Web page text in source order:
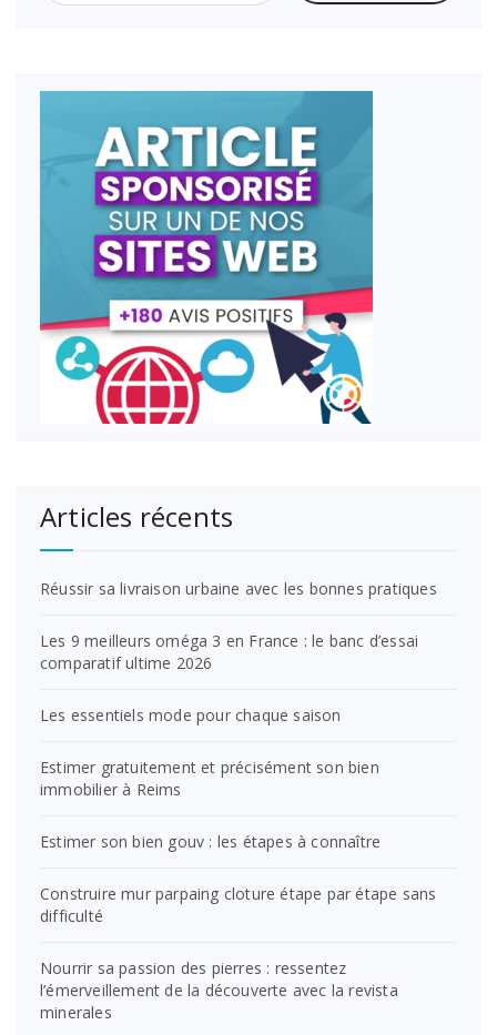
Articles récents
Réussir sa livraison urbaine avec les bonnes pratiques
Les 9 meilleurs oméga 3 en France : le banc d’essai
comparatif ultime 2026
Les essentiels mode pour chaque saison
Estimer gratuitement et précisément son bien
immobilier à Reims
Estimer son bien gouv : les étapes à connaître
Construire mur parpaing cloture étape par étape sans
difficulté
Nourrir sa passion des pierres : ressentez
l’émerveillement de la découverte avec la revista
minerales